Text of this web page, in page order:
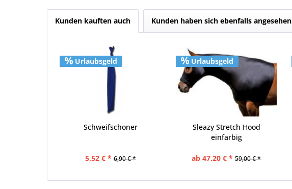
Kunden kauften auch Kunden haben sich ebenfalls angesehen
Urlaubsgeld
Schweifschoner
5,52 € * 6,90 € *
Urlaubsgeld
Sleazy Stretch Hood
einfarbig
ab 47,20 € * 59,00 € *